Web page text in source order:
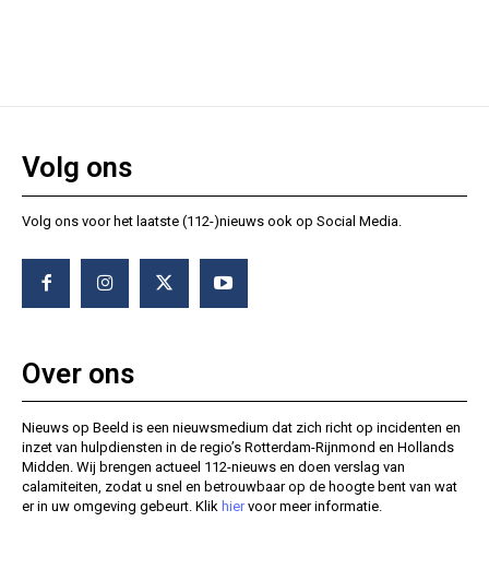
Volg ons
Volg ons voor het laatste (112-)nieuws ook op Social Media.
Over ons
Nieuws op Beeld is een nieuwsmedium dat zich richt op incidenten en
inzet van hulpdiensten in de regio’s Rotterdam-Rijnmond en Hollands
Midden. Wij brengen actueel 112-nieuws en doen verslag van
calamiteiten, zodat u snel en betrouwbaar op de hoogte bent van wat
er in uw omgeving gebeurt. Klik hiervoor meer informatie.